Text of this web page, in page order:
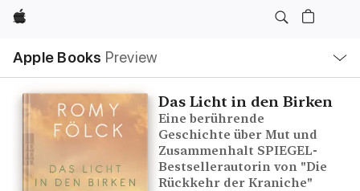
Apple
Apple Books Preview
Nav
Open
Menu
Das Licht in den Birken
Eine berührende
Geschichte über Mut und
Zusammenhalt SPIEGEL-
Bestsellerautorin von "Die
Rückkehr der Kraniche"